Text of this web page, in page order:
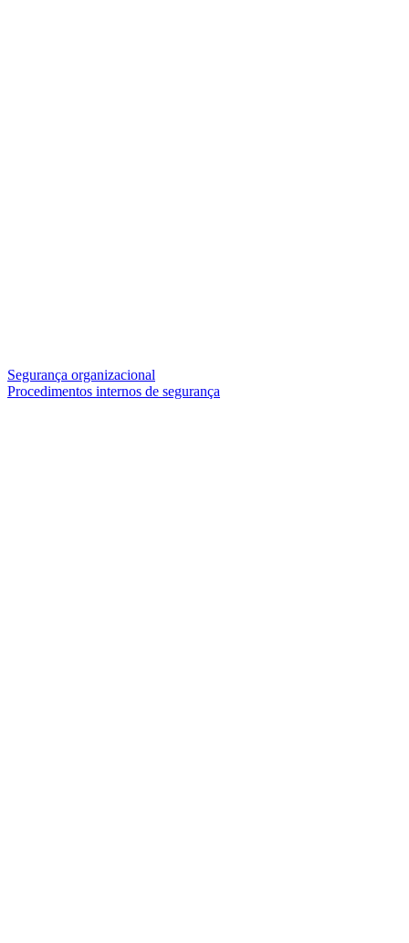
Segurança organizacional
Procedimentos internos de segurança